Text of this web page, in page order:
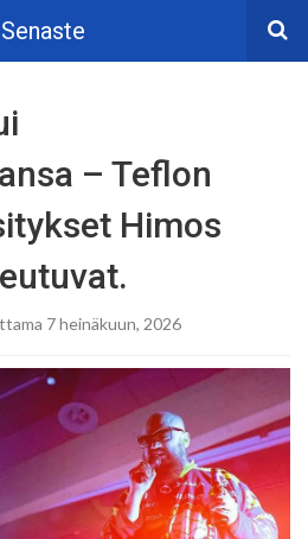
Senaste
– Teflon
Himos
7 heinäkuun, 2026